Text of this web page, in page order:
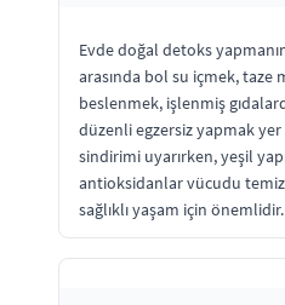
Evde doğal detoks
arasında bol su içmek, taze
beslenmek, işlenmiş
düzenli egzersiz yapmak
sindirimi uyarırken, yeşil
antioksidanlar vücudu
sağlıklı yaşam için önemlidir.